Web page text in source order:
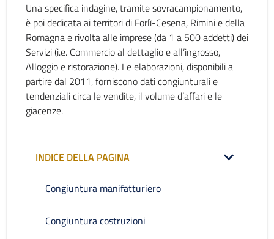
Una specifica indagine, tramite sovracampionamento,
è poi dedicata ai territori di Forlì-Cesena, Rimini e della
Romagna e rivolta alle imprese (da 1 a 500 addetti) dei
Servizi (i.e. Commercio al dettaglio e all’ingrosso,
Alloggio e ristorazione). Le elaborazioni, disponibili a
partire dal 2011, forniscono dati congiunturali e
tendenziali circa le vendite, il volume d’affari e le
giacenze.
INDICE DELLA PAGINA
Congiuntura manifatturiero
Congiuntura costruzioni